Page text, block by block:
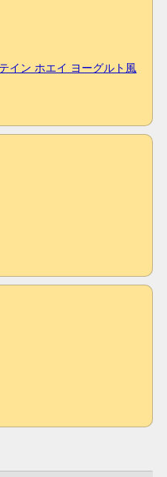
イン ホエイ ヨーグルト風